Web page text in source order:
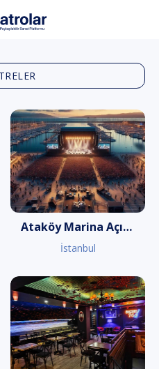
Ataköy Marina Açık Hava Sahnesi
İstanbul